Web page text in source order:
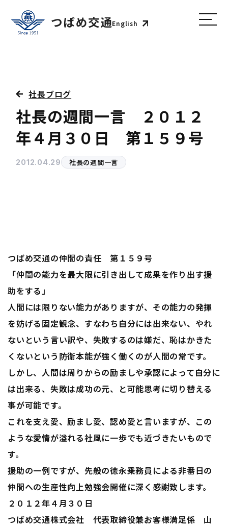
English
社長ブログ
社長の週間一言 ２０１２
年４月３０日 第１５９号
2012.04.29 社長の週間一言
つばめ交通の仲間の責任 第１５９号
「仲間の能力を最大限に引き出して成果を作り出す援
助をする」
人間には限りない能力がありますが、その能力の発揮
を妨げる固定観念、すなわち自分には出来ない、やれ
ないという言い訳や、失敗するのは嫌だ、恥はかきた
くないという防衛本能が強く働くのが人間の常です。
しかし、人間は周りからの励ましや承認によって自分に
は出来る、失敗は成功の元、と可能思考に切り替える
事が可能です。
これを支え愛、励まし愛、認め愛と言いますが、この
ような愛情が溢れる社風に一歩でも近づきたいもので
す。
援助の一例ですが、先般の徳永乗務員による非番日の
仲間への生産性向上勉強会開催に深く感謝致します。
２０１２年４月３０日
つばめ交通株式会社 代表取締役兼お客様満足係 山